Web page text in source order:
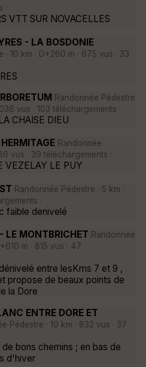
·
VTT SUR NOVACELLES
- LA BOSDONIE
10 km · D+260 m · 675 vus · 33
Randonnée Pédestre
vus · 103 téléchargements ·
CHAISE DIEU
Randonnée
vus · 39 téléchargements ·
VEZELAY LE PUY
Randonnée Pédestre · 5 km ·
·
faible denivelé
LE MONTBRICHET Randonnée
m · 815 vus · 47
entre lesKms 7 et 9 ,
propose de beaux points de
la Dore
ENTRE DORE ET
Pédestre · 10 km · 832 vus · 37
bons chemins ; en bas de
d'hiver